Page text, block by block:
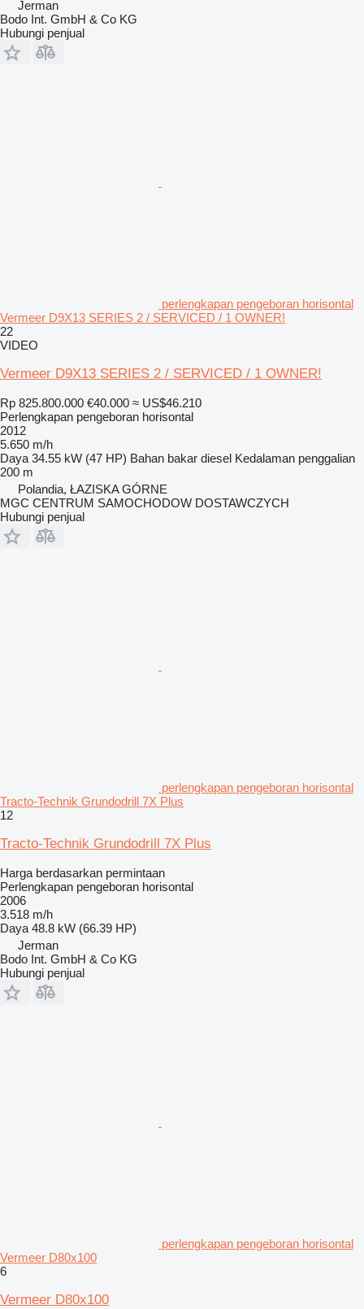
Jerman
Bodo Int. GmbH & Co KG
Hubungi penjual
perlengkapan pengeboran horisontal
Vermeer D9X13 SERIES 2 / SERVICED / 1 OWNER!
22
VIDEO
Vermeer D9X13 SERIES 2 / SERVICED / 1 OWNER!
Rp 825.800.000 €40.000 ≈ US$46.210
Perlengkapan pengeboran horisontal
2012
5.650 m/h
Daya 34.55 kW (47 HP) Bahan bakar diesel Kedalaman penggalian
200 m
Polandia, ŁAZISKA GÓRNE
MGC CENTRUM SAMOCHODOW DOSTAWCZYCH
Hubungi penjual
perlengkapan pengeboran horisontal
Tracto-Technik Grundodrill 7X Plus
12
Tracto-Technik Grundodrill 7X Plus
Harga berdasarkan permintaan
Perlengkapan pengeboran horisontal
2006
3.518 m/h
Daya 48.8 kW (66.39 HP)
Jerman
Bodo Int. GmbH & Co KG
Hubungi penjual
perlengkapan pengeboran horisontal
Vermeer D80x100
6
Vermeer D80x100